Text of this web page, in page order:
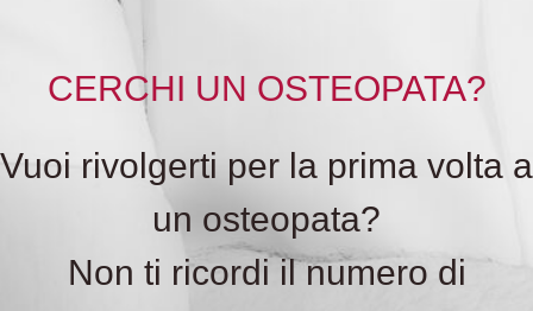
CERCHI UN OSTEOPATA?
Vuoi rivolgerti per la prima volta a
un osteopata?
Non ti ricordi il numero di